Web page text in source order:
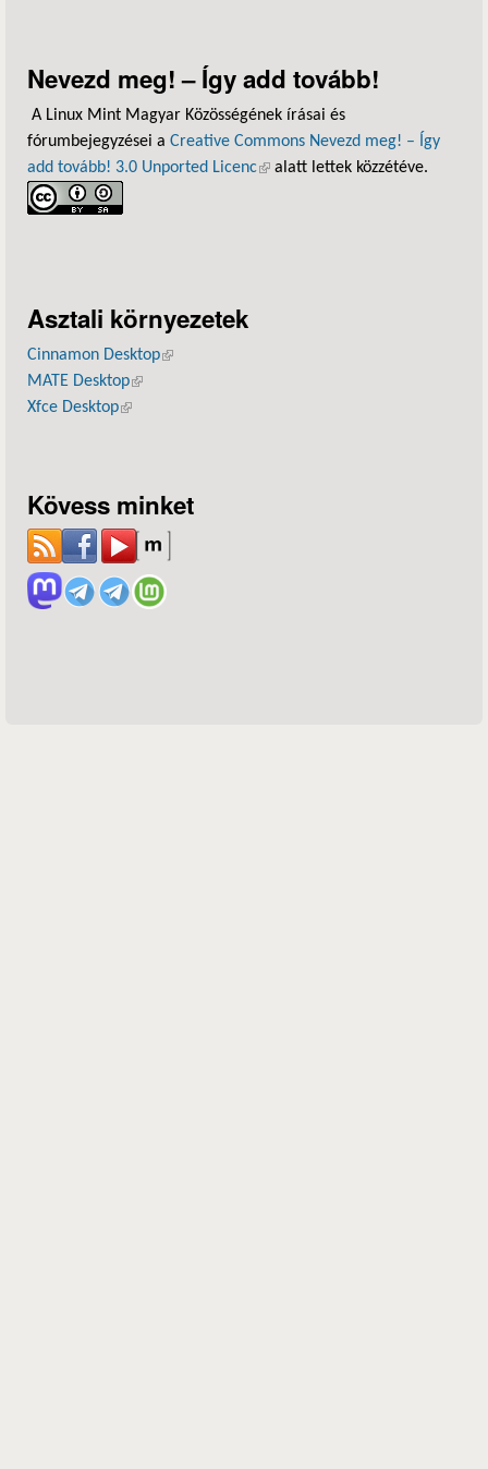
Nevezd meg! – Így add tovább!
A Linux Mint Magyar Közösségének írásai és
fórumbejegyzései a Creative Commons Nevezd meg! – Így
add tovább! 3.0 Unported Licenc(külső hivatkozás)
alatt lettek közzétéve.
Asztali környezetek
Cinnamon Desktop(külső hivatkozás)
MATE Desktop(külső hivatkozás)
Xfce Desktop(külső hivatkozás)
Kövess minket